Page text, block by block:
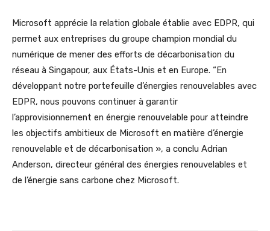
Microsoft apprécie la relation globale établie avec EDPR, qui
permet aux entreprises du groupe champion mondial du
numérique de mener des efforts de décarbonisation du
réseau à Singapour, aux États-Unis et en Europe. “En
développant notre portefeuille d’énergies renouvelables avec
EDPR, nous pouvons continuer à garantir
l’approvisionnement en énergie renouvelable pour atteindre
les objectifs ambitieux de Microsoft en matière d’énergie
renouvelable et de décarbonisation », a conclu Adrian
Anderson, directeur général des énergies renouvelables et
de l’énergie sans carbone chez Microsoft.